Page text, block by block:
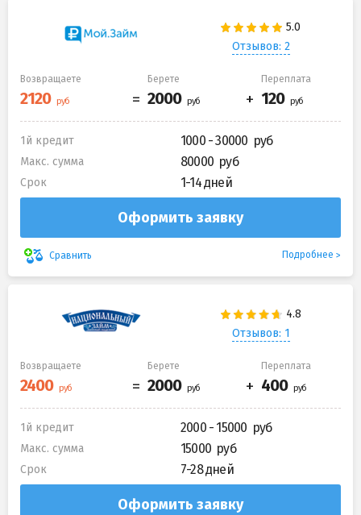
Отзывов: 2
Возвращаете Берете Переплата
1й кредит 1000 - 30000
Макс. сумма 80000
Срок 1-14 дней
Оформить заявку
Сравнить Подробнее
Отзывов: 1
Возвращаете Берете Переплата
1й кредит 2000 - 15000
Макс. сумма 15000
Срок 7-28 дней
Оформить заявку